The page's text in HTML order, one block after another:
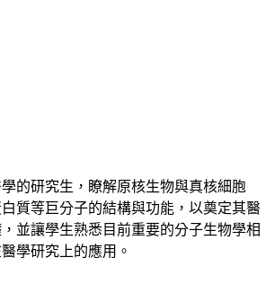
的研究生，瞭解原核生物與真核細胞
質等巨分子的結構與功能，以奠定其醫
並讓學生熟悉目前重要的分子生物學相
學研究上的應用。